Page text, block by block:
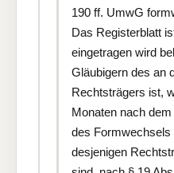
190 ff. UmwG
Das Registerblatt
eingetragen wird
Gläubigern des an
Rechtsträgers ist,
Monaten nach
des
desjenigen